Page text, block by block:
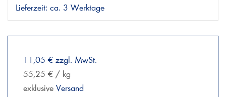
Lieferzeit: ca. 3 Werktage
11,05 € zzgl. MwSt.
55,25 € / kg
exklusive Versand